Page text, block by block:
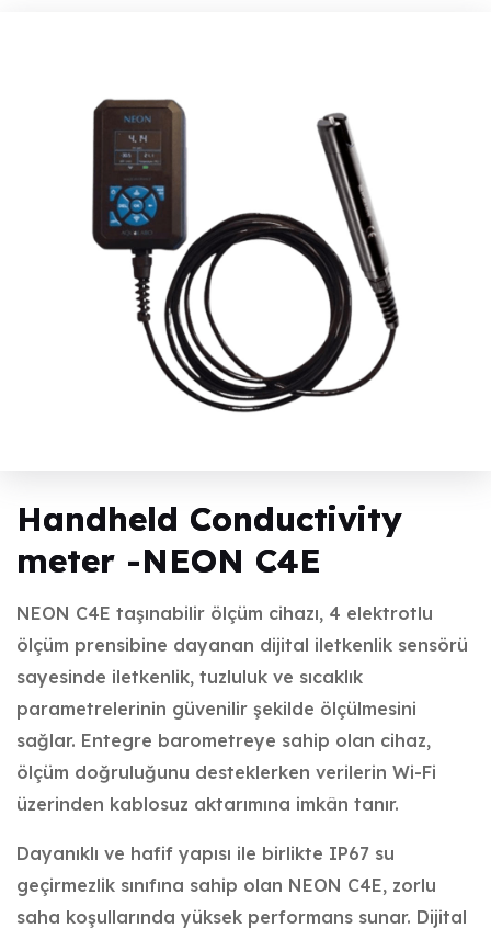
Handheld Conductivity
meter -NEON C4E
NEON C4E taşınabilir ölçüm cihazı, 4 elektrotlu
ölçüm prensibine dayanan dijital iletkenlik sensörü
sayesinde iletkenlik, tuzluluk ve sıcaklık
parametrelerinin güvenilir şekilde ölçülmesini
sağlar. Entegre barometreye sahip olan cihaz,
ölçüm doğruluğunu desteklerken verilerin Wi-Fi
üzerinden kablosuz aktarımına imkân tanır.
Dayanıklı ve hafif yapısı ile birlikte IP67 su
geçirmezlik sınıfına sahip olan NEON C4E, zorlu
saha koşullarında yüksek performans sunar. Dijital